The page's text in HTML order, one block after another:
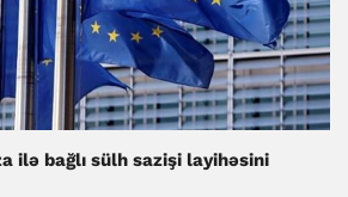
ilə bağlı sülh sazişi layihəsini